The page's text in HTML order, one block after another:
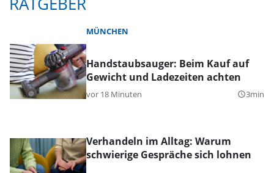
MÜNCHEN
Handstaubsauger: Beim Kauf auf
Gewicht und Ladezeiten achten
vor 18 Minuten query_builder3min
Verhandeln im Alltag: Warum
schwierige Gespräche sich lohnen